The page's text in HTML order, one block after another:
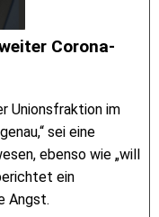
Corona-
Unionsfraktion im
sei eine
ebenso wie „will
ein
Angst.